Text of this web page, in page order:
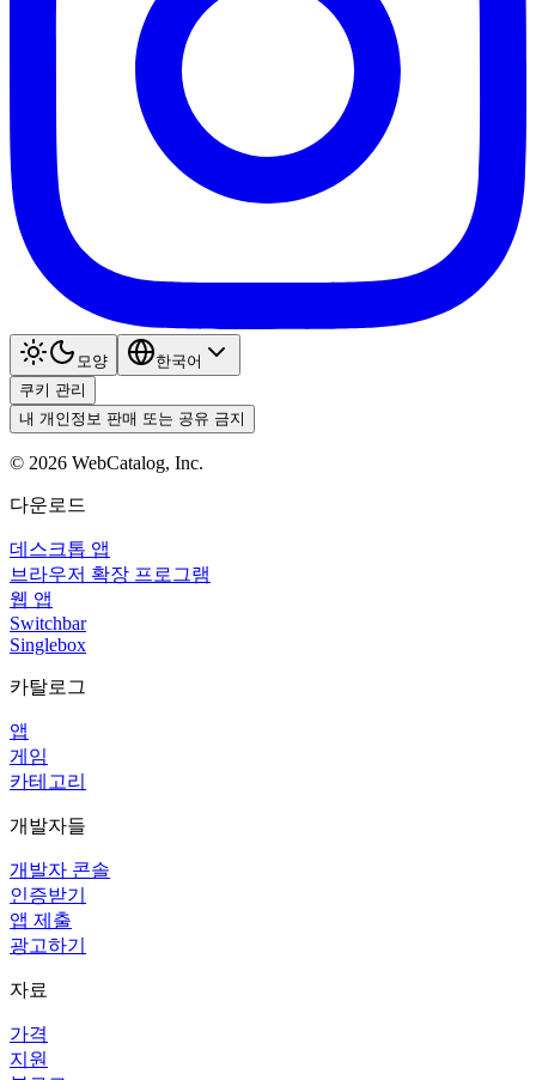
모양
한국어
쿠키 관리
내 개인정보 판매 또는 공유 금지
© 2026 WebCatalog, Inc.
다운로드
데스크톱 앱
브라우저 확장 프로그램
웹 앱
Switchbar
Singlebox
카탈로그
앱
게임
카테고리
개발자들
개발자 콘솔
인증받기
앱 제출
광고하기
자료
가격
지원